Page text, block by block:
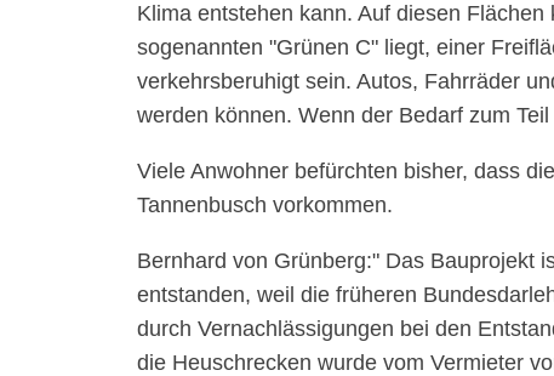
Klima entstehen kann. Auf diesen
sogenannten Grünen C liegt, einer
verkehrsberuhigt sein. Autos, Fahrräder
werden können. Wenn der Bedarf zum
Viele Anwohner befürchten bisher, dass
Tannenbusch vorkommen.
Bernhard von Grünberg: Das Bauprojekt
entstanden, weil die früheren
durch Vernachlässigungen bei den
die Heuschrecken wurde vom Vermieter